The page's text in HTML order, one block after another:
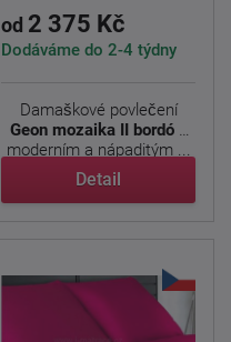
od 2 375 Kč
Dodáváme do 2-4 týdny
Damaškové povlečení
Geon mozaika II bordó s
moderním a nápaditým ...
Detail